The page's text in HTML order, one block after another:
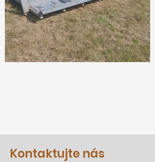
Kontaktujte nás